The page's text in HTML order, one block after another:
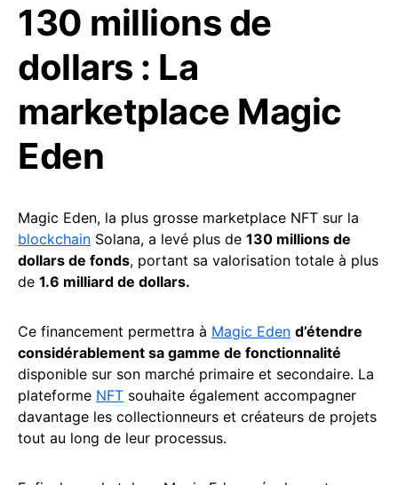
130 millions de
dollars : La
marketplace Magic
Eden
Magic Eden, la plus grosse marketplace NFT sur la
blockchain Solana, a levé plus de 130 millions de
dollars de fonds, portant sa valorisation totale à plus
de 1.6 milliard de dollars.
Ce financement permettra à Magic Eden d’étendre
considérablement sa gamme de fonctionnalité
disponible sur son marché primaire et secondaire. La
plateforme NFT souhaite également accompagner
davantage les collectionneurs et créateurs de projets
tout au long de leur processus.